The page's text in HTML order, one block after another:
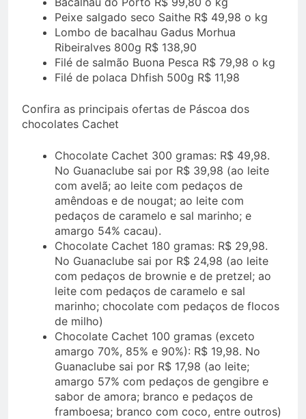
Peixe salgado seco Saithe R$ 49,98 o kg
Lombo de bacalhau Gadus Morhua
Ribeiralves 800g R$ 138,90
Filé de salmão Buona Pesca R$ 79,98 o kg
Filé de polaca Dhfish 500g R$ 11,98
Confira as principais ofertas de Páscoa dos
chocolates Cachet
Chocolate Cachet 300 gramas: R$ 49,98.
No Guanaclube sai por R$ 39,98 (ao leite
com avelã; ao leite com pedaços de
amêndoas e de nougat; ao leite com
pedaços de caramelo e sal marinho; e
amargo 54% cacau).
Chocolate Cachet 180 gramas: R$ 29,98.
No Guanaclube sai por R$ 24,98 (ao leite
com pedaços de brownie e de pretzel; ao
leite com pedaços de caramelo e sal
marinho; chocolate com pedaços de flocos
de milho)
Chocolate Cachet 100 gramas (exceto
amargo 70%, 85% e 90%): R$ 19,98. No
Guanaclube sai por R$ 17,98 (ao leite;
amargo 57% com pedaços de gengibre e
sabor de amora; branco e pedaços de
framboesa; branco com coco, entre outros)